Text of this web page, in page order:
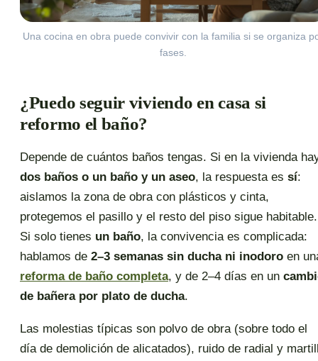
Una cocina en obra puede convivir con la familia si se organiza
fases.
¿Puedo seguir viviendo en casa si
reformo el baño?
Depende de cuántos baños tengas. Si en la vivienda
dos baños o un baño y un aseo, la respuesta es sí:
aislamos la zona de obra con plásticos y cinta,
protegemos el pasillo y el resto del piso sigue habitable.
Si solo tienes un baño, la convivencia es complicada:
hablamos de 2–3 semanas sin ducha ni inodoro en
reforma de baño completa, y de 2–4 días en un
de bañera por plato de ducha.
Las molestias típicas son polvo de obra (sobre todo el
día de demolición de alicatados), ruido de radial y